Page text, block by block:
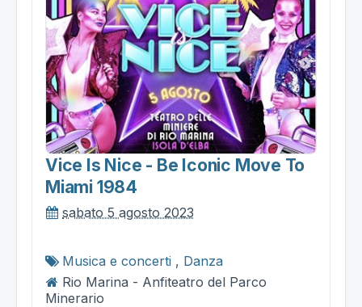
Vice Is Nice - Be Iconic Move To
Miami 1984
sabato 5 agosto 2023
Musica e concerti , Danza
Rio Marina - Anfiteatro del Parco
Minerario